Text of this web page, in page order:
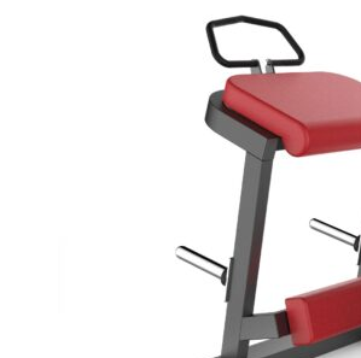
Máy Chạy Bộ
Xe Đạp Tập Thể Dục
Xe đạp ngồi có tựa lưng
Máy Trượt Tuyết
Máy Chèo Thuyền
Máy Leo Cầu Thang
Máy Rung Bụng
Máy tập phục hồi chức
Thiết Bị Phòng Gym chuyên
Máy Khối Tập Với Cáp
Máy khối đa năng
Robot
Ghế Tập Đa Năng
Khung Tập Tạ Rời
Dàn Tập Thể Lực 360